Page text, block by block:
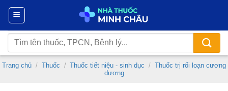
Chuyển
nội
dung
Tìm
kiếm:
Trang chủ / Thuốc / Thuốc tiết niệu - sinh dục / Thuốc trị rối loạn cương
dương